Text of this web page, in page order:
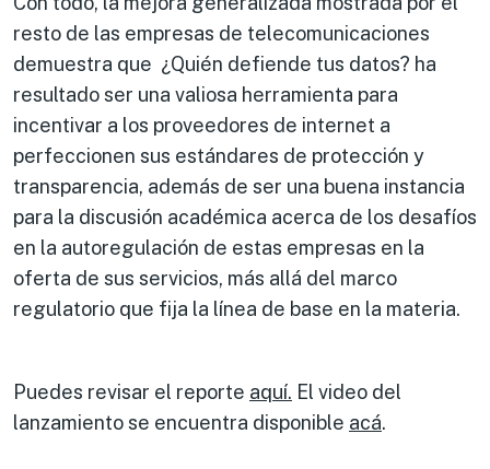
resto de las empresas de telecomunicaciones
demuestra que ¿Quién defiende tus datos? ha
resultado ser una valiosa herramienta para
incentivar a los proveedores de internet a
perfeccionen sus estándares de protección y
transparencia, además de ser una buena instancia
para la discusión académica acerca de los desafíos
en la autoregulación de estas empresas en la
oferta de sus servicios, más allá del marco
regulatorio que fija la línea de base en la materia.
Puedes revisar el reporte aquí. El video del
lanzamiento se encuentra disponible acá.